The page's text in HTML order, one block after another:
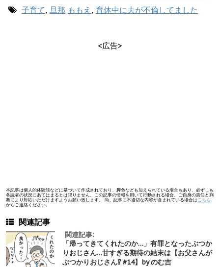
子育て, 旦那 ももえ , 育休中に夫が不倫してました
<広告>
本記事は個人的体験談などに基づいて作成されており、脚色なども加えられている場合もあり、必ずしも
各読者の状況にあてはまるとは限りません。この記事の情報を用いて行動される場合、ご自身の責任と判
断により対応いただけますようお願い致します。 尚、記事に不適切な内容が含まれている場合は こちら
からご連絡ください。
関連記事
関連記事:
「帰ってきてくれたのか…」有罪となったぶつか
りおじさん…甘すぎる期待の結末は【お父さんが
ぶつかりおじさん⁉︎ #14】by のむ吉